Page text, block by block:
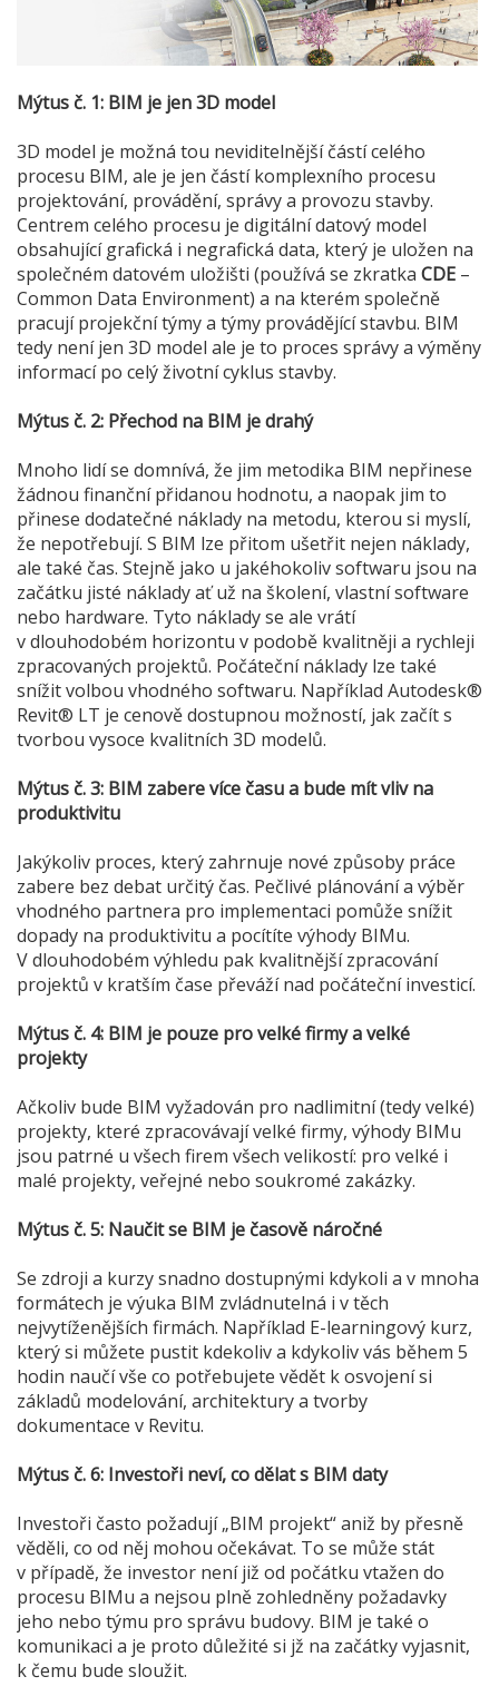
Mýtus č. 1: BIM je jen 3D model
3D model je možná tou neviditelnější částí celého
procesu BIM, ale je jen částí komplexního procesu
projektování, provádění, správy a provozu stavby.
Centrem celého procesu je digitální datový model
obsahující grafická i negrafická data, který je uložen na
společném datovém uložišti (používá se zkratka CDE –
Common Data Environment) a na kterém společně
pracují projekční týmy a týmy provádějící stavbu. BIM
tedy není jen 3D model ale je to proces správy a výměny
informací po celý životní cyklus stavby.
Mýtus č. 2: Přechod na BIM je drahý
Mnoho lidí se domnívá, že jim metodika BIM nepřinese
žádnou finanční přidanou hodnotu, a naopak jim to
přinese dodatečné náklady na metodu, kterou si myslí,
že nepotřebují. S BIM lze přitom ušetřit nejen náklady,
ale také čas. Stejně jako u jakéhokoliv softwaru jsou na
začátku jisté náklady ať už na školení, vlastní software
nebo hardware. Tyto náklady se ale vrátí
v dlouhodobém horizontu v podobě kvalitněji a rychleji
zpracovaných projektů. Počáteční náklady lze také
snížit volbou vhodného softwaru. Například Autodesk®
Revit® LT je cenově dostupnou možností, jak začít s
tvorbou vysoce kvalitních 3D modelů.
Mýtus č. 3: BIM zabere více času a bude mít vliv na
produktivitu
Jakýkoliv proces, který zahrnuje nové způsoby práce
zabere bez debat určitý čas. Pečlivé plánování a výběr
vhodného partnera pro implementaci pomůže snížit
dopady na produktivitu a pocítíte výhody BIMu.
V dlouhodobém výhledu pak kvalitnější zpracování
projektů v kratším čase převáží nad počáteční investicí.
Mýtus č. 4: BIM je pouze pro velké firmy a velké
projekty
Ačkoliv bude BIM vyžadován pro nadlimitní (tedy velké)
projekty, které zpracovávají velké firmy, výhody BIMu
jsou patrné u všech firem všech velikostí: pro velké i
malé projekty, veřejné nebo soukromé zakázky.
Mýtus č. 5: Naučit se BIM je časově náročné
Se zdroji a kurzy snadno dostupnými kdykoli a v mnoha
formátech je výuka BIM zvládnutelná i v těch
nejvytíženějších firmách. Například E-learningový kurz,
který si můžete pustit kdekoliv a kdykoliv vás během 5
hodin naučí vše co potřebujete vědět k osvojení si
základů modelování, architektury a tvorby
dokumentace v Revitu.
Mýtus č. 6: Investoři neví, co dělat s BIM daty
Investoři často požadují „BIM projekt“ aniž by přesně
věděli, co od něj mohou očekávat. To se může stát
v případě, že investor není již od počátku vtažen do
procesu BIMu a nejsou plně zohledněny požadavky
jeho nebo týmu pro správu budovy. BIM je také o
komunikaci a je proto důležité si jž na začátky vyjasnit,
k čemu bude sloužit.